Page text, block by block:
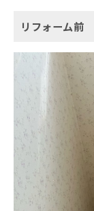
リフォーム前